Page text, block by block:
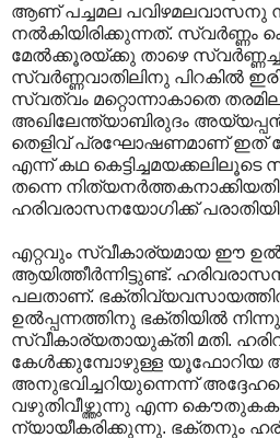
ആണ് പച്ചമല പവിഴമലവാസനു
നൽകിയിരിക്കുന്നത്. സ്വർണ്ണം
മേൽക്കൂരയ്ക്കു താഴെ
സ്വർണ്ണവാതിലിനു പിറകിൽ
സ്വത്വം മറ്റൊന്നാകാതെ
അഖിലേന്ത്യാബിരുദം
തെളിവ് പ്രഘോഷണമാണ് ഇത്
എന്ന് കഥ കെട്ടിച്ചമയക്കലിലൂടെ
തന്നെ
ഹരിവരാസനയോഗിക്ക്
എറ്റവും സ്വീകാര്യമായ ഈ
ആയിത്തീർന്നിട്ടുണ്ട്.
പലതാണ്. ഭക്തിവ്യവസായത്തിൽ
ഉൽ‌പ്പന്നത്തിനു ഭക്തിയിൽ
സ്വീകാര്യതായുക്തി മതി.
കേൾക്കുമ്പോഴുള്ള യൂഫോറിയ
അനുഭവിച്ചറിയുന്നെന്ന്
വഴുതിവീഴ്ത്തുന്നു എന്ന
ന്യായീകരിക്കുന്നു. ഭക്തനും